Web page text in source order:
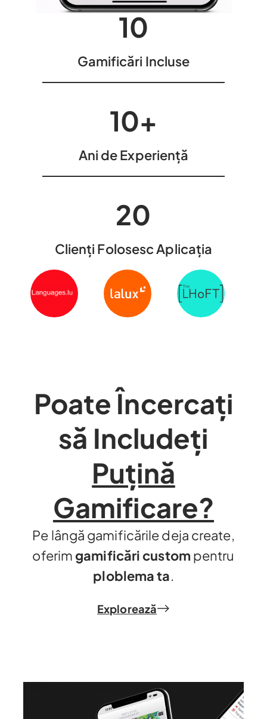
10
Gamificări Incluse
10+
Ani de Experiență
20
Clienți Folosesc Aplicația
Poate Încercați
să Includeți
Puțină
Gamificare?
Pe lângă gamificările deja create,
oferimgamificări custom pentru
ploblema ta.
Explorează